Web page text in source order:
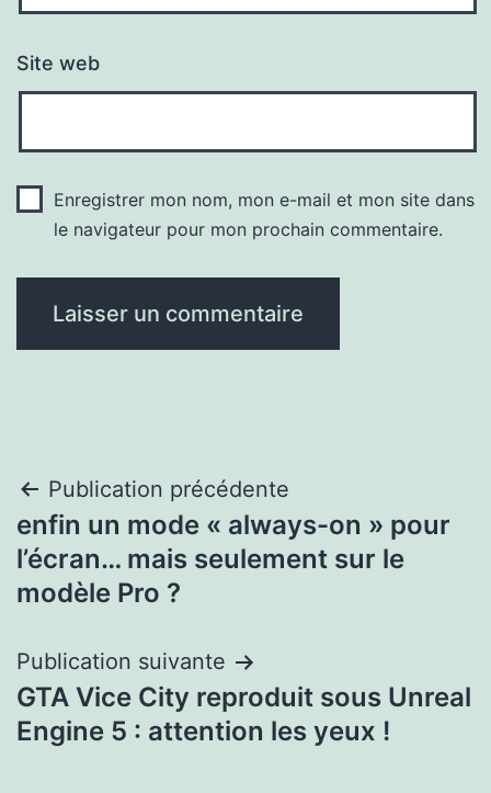
Site web
Enregistrer mon nom, mon e-mail et mon site dans
le navigateur pour mon prochain commentaire.
Navigation
de
l’article
Publication précédente
enfin un mode « always-on » pour
l’écran… mais seulement sur le
modèle Pro ?
Publication suivante
GTA Vice City reproduit sous Unreal
Engine 5 : attention les yeux !